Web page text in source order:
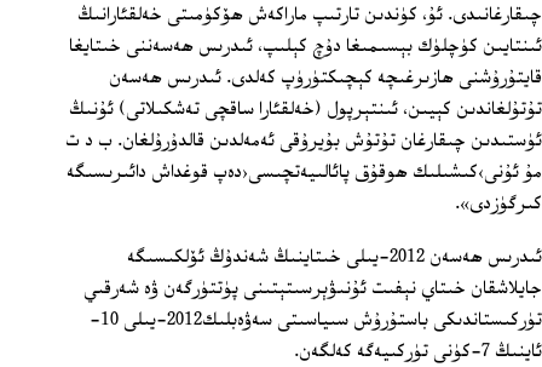
چىقارغانىدى. ئۇ، كۈندىن تارتىپ ماراكەش ھۆكۈمىتى خەلقئارانىڭ
ئىنتايىن كۈچلۈك بېسىمىغا دۇچ كېلىپ، ئىدرىس ھەسەننى خىتايغا
قايتۇرۇشنى ھازىرغىچە كېچىكتۈرۈپ كەلدى. ئىدرىس ھەسەن
تۇتۇلغاندىن كېيىن، ئىنتېرپول (خەلقئارا ساقچى تەشكىلاتى) ئۇنىڭ
ئۈستىدىن چىقارغان تۇتۇش بۇيرۇقى ئەمەلدىن قالدۇرۇلغان. ب د ت
مۇ ئۇنى›كىشىلىك ھوقۇق پائالىيەتچىسى‹دەپ قوغداش دائىرىسىگە
كىرگۈزدى».
ئىدرىس ھەسەن 2012-يىلى خىتاينىڭ شەندۇڭ ئۆلكىسىگە
جايلاشقان خىتاي نېفىت ئۇنىۋېرسىتېتىنى پۈتتۈرگەن ۋە شەرقىي
تۈركىستاندىكى باستۇرۇش سىياسىتى سەۋەبلىك2012-يىلى 10-
ئاينىڭ 7-كۈنى تۈركىيەگە كەلگەن.